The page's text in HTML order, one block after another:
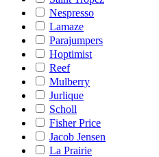
Nespresso
Lamaze
Parajumpers
Hoptimist
Reef
Mulberry
Jurlique
Scholl
Fisher Price
Jacob Jensen
La Prairie